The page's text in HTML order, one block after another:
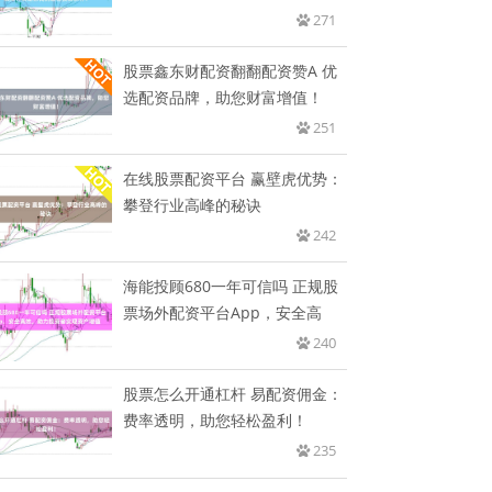
271
股票鑫东财配资翻翻配资赞A 优
选配资品牌，助您财富增值！
251
在线股票配资平台 赢壁虎优势：
攀登行业高峰的秘诀
242
海能投顾680一年可信吗 正规股
票场外配资平台App，安全高
240
股票怎么开通杠杆 易配资佣金：
费率透明，助您轻松盈利！
235